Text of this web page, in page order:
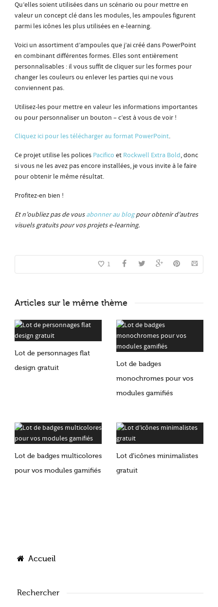
Qu’elles soient utilisées dans un scénario ou pour mettre en
valeur un concept clé dans les modules, les ampoules figurent
parmi les icônes les plus utilisées en e-learning.
Voici un assortiment d’ampoules que j’ai créé dans PowerPoint
en combinant différentes formes. Elles sont entièrement
personnalisables : il vous suffit de cliquer sur les formes pour
changer les couleurs ou enlever les parties qui ne vous
conviennent pas.
Utilisez-les pour mettre en valeur les informations importantes
ou pour personnaliser un bouton – c’est à vous de voir !
Cliquez ici pour les télécharger au format PowerPoint.
Ce projet utilise les polices Pacifico et Rockwell Extra Bold, donc
si vous ne les avez pas encore installées, je vous invite à le faire
pour obtenir le même résultat.
Profitez-en bien !
Et n’oubliez pas de vousabonner au blogpour obtenir d’autres
visuels gratuits pour vos projets e-learning.
1
Articles sur le même thème
Lot de personnages flat
design gratuit
Lot de badges
monochromes pour vos
modules gamifiés
Lot de badges multicolores
pour vos modules gamifiés
Lot d’icônes minimalistes
gratuit
Accueil
Rechercher